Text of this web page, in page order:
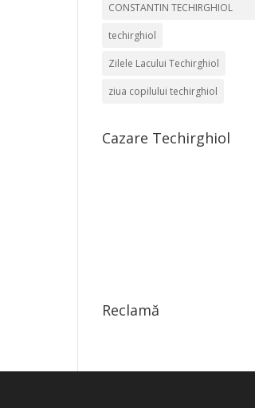
CONSTANTIN TECHIRGHIOL
techirghiol
Zilele Lacului Techirghiol
ziua copilului techirghiol
Cazare Techirghiol
Reclamă